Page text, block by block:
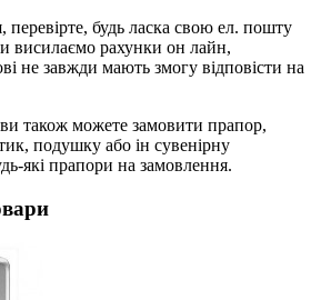
будь ласка свою ел. пошту
висилаємо рахунки он лайн,
не завжди мають змогу відповісти на
також можете замовити прапор,
подушку або ін сувенірну
які прапори на замовлення.